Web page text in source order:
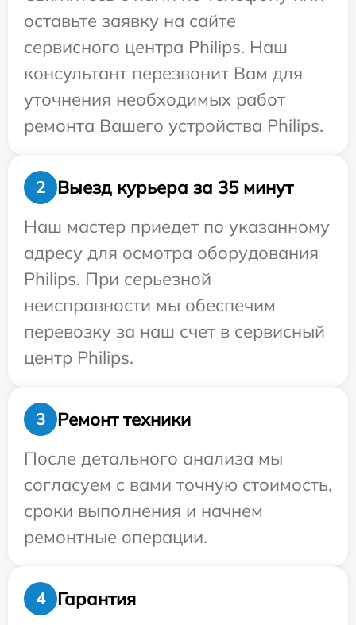
оставьте заявку на сайте
сервисного центра Philips. Наш
консультант перезвонит Вам для
уточнения необходимых работ
ремонта Вашего устройства Philips.
2
Выезд курьера за 35 минут
Наш мастер приедет по указанному
адресу для осмотра оборудования
Philips. При серьезной
неисправности мы обеспечим
перевозку за наш счет в сервисный
центр Philips.
3
Ремонт техники
После детального анализа мы
согласуем с вами точную стоимость,
сроки выполнения и начнем
ремонтные операции.
4 Гарантия